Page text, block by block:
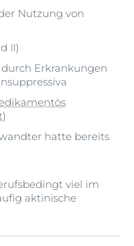
Nutzung von
II)
Erkrankungen
)
hatte bereits
viel im
aktinische